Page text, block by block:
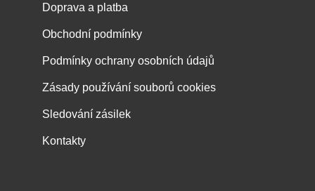
Doprava a platba
Obchodní podmínky
Podmínky ochrany osobních údajů
Zásady používání souborů cookies
Sledování zásilek
Kontakty